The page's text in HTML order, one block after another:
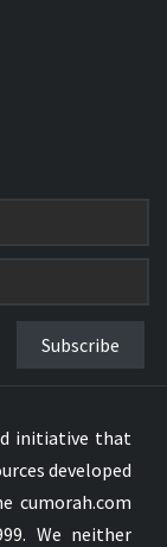
Subscribe
initiative that
developed
cumorah.com
We neither